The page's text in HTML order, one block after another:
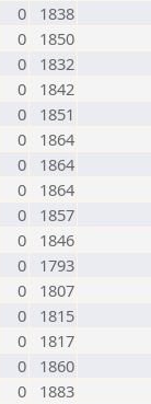
0
1838
0
1850
0
1832
0
1842
0
1851
0
1864
0
1864
0
1864
0
1857
0
1846
0
1793
0
1807
0
1815
0
1817
0
1860
0
1883